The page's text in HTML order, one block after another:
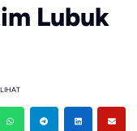
Lubuk